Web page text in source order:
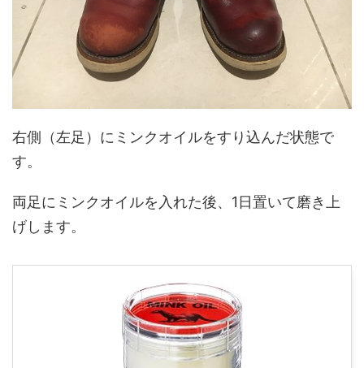
右側（左足）にミンクオイルをすり込んだ状態で
す。
両足にミンクオイルを入れた後、1日置いて磨き上
げします。